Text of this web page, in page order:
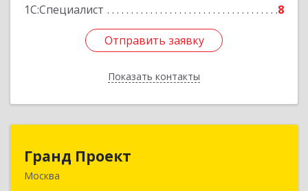
1С:Специалист
8
Отправить заявку
Показать контакты
Отправить заявку
Назад
Гранд Проект
Москва
111033, Москва г, Золоторожский Вал ул, дом